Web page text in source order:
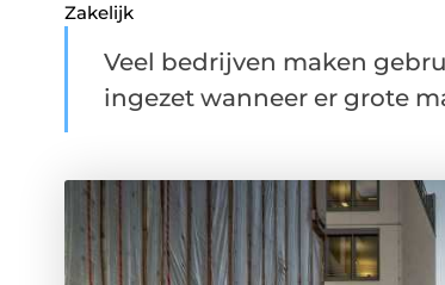
Zakelijk
Veel bedrijven maken
ingezet wanneer er grote